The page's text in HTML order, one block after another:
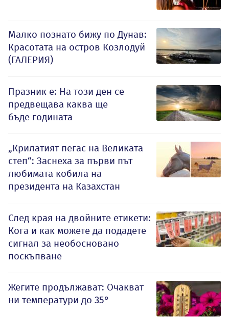
Малко познато бижу по Дунав:
Красотата на остров Козлодуй
(ГАЛЕРИЯ)
Празник е: На този ден се
предвещава каква ще
бъде годината
„Крилатият пегас на Великата
степ“: Заснеха за първи път
любимата кобила на
президента на Казахстан
След края на двойните етикети:
Кога и как можете да подадете
сигнал за необосновано
поскъпване
Жегите продължават: Очакват
ни температури до 35°